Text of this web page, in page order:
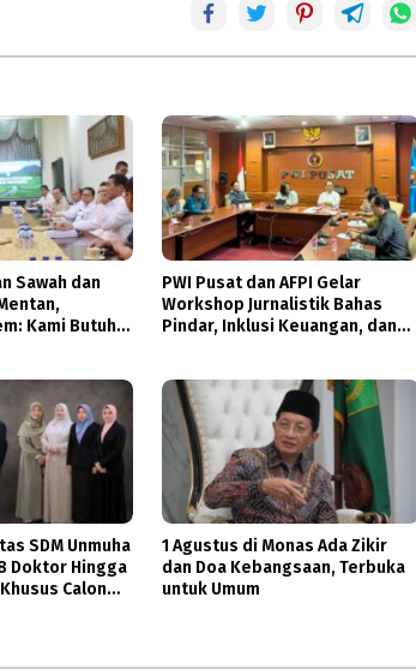
Sawah dan
Kami Butuh
PWI Pusat dan AFPI Gelar
Workshop Jurnalistik Bahas
Pindar, Inklusi Keuangan, dan
SDM Unmuha
Doktor Hingga
Calon
1 Agustus di Monas Ada Zikir
dan Doa Kebangsaan, Terbuka
untuk Umum